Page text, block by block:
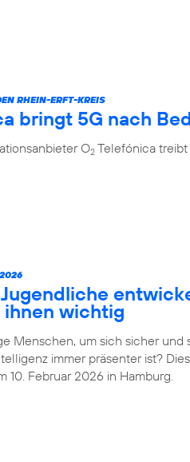
RHEIN-ERFT-KREIS
bringt 5G nach
O2 Telefónica
ihnen wichtig
Menschen, um sich sicher
immer präsenter ist?
10. Februar 2026 in Hamburg.